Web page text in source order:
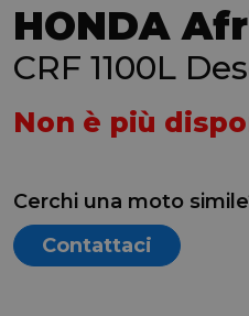
HONDA
CRF 1100L
Non è più
Cerchi una moto
Contattaci